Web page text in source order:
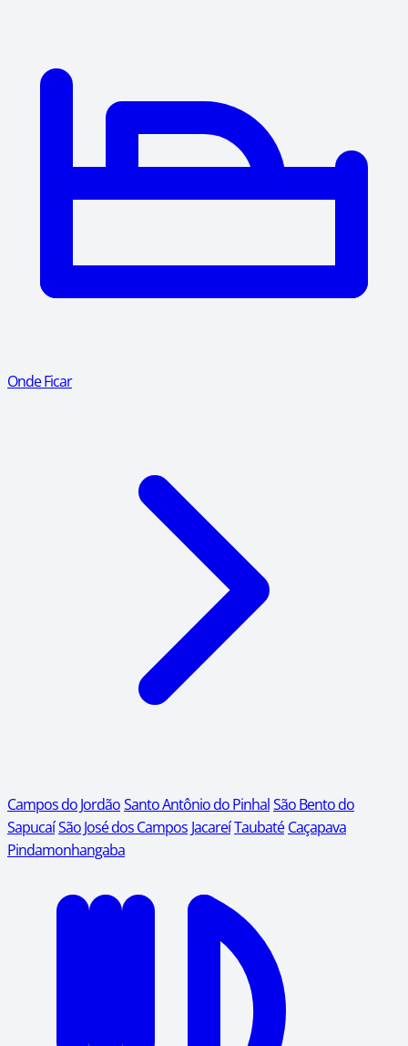
Onde Ficar
Campos do JordãoSanto Antônio do PinhalSão Bento do
SapucaíSão José dos Campos JacareíTaubaté Caçapava
Pindamonhangaba